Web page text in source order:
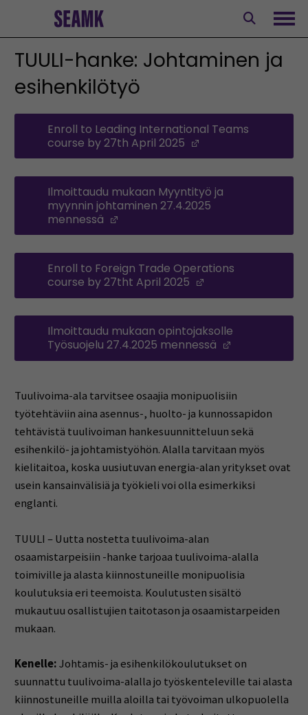
TUULI-hanke: Johtaminen ja
esihenkilötyö
Enroll to Leading International Teams
course by 27th April 2025
Ilmoittaudu mukaan Myyntityö ja
myynnin johtaminen 27.4.2025
mennessä
Enroll to Foreign Trade Operations
course by 27tht April 2025
Ilmoittaudu mukaan opintojaksolle
Työsuojelu 27.4.2025 mennessä
Tuulivoima-ala tarvitsee osaajia monipuolisiin
työtehtäviin aina asennus-, huolto- ja kunnossapidon
tehtävistä tuulivoiman hankesuunnitteluun sekä
esihenkilö- ja johtamistyöhön. Alalla tarvitaan myös
kielitaitoa, koska uusiutuvan energia-alan yritykset ovat
usein kansainvälisiä ja työkieli voi olla esimerkiksi
englanti.
TUULI – Uutta nostetta tuulivoima-alan
osaamistarpeisiin -hanke tarjoaa tuulivoima-alalla
toimiville ja alasta kiinnostuneille monipuolisia
koulutuksia eri teemoista. Koulutusten sisältö
mukautuu osallistujien taitotason ja osaamistarpeiden
mukaan.
Kenelle:Johtamis- ja esihenkilökoulutukset on
suunnattu tuulivoima-alalla jo työskenteleville tai alasta
kiinnostuneille muilla aloilla tai työvoiman ulkopuolella